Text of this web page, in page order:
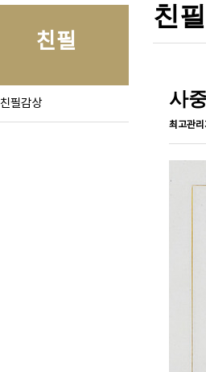
친필
친필감상
친
사
최고관리